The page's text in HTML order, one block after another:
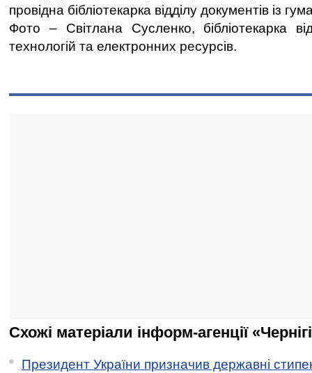
провідна бібліотекарка відділу документів із
Фото – Світлана Сусленко, бібліотекарка
технологій та електронних ресурсів.
Схожі матеріали інформ-агенції
Президент України призначив державні